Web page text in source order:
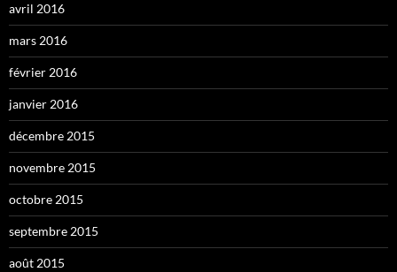
avril 2016
mars 2016
février 2016
janvier 2016
décembre 2015
novembre 2015
octobre 2015
septembre 2015
août 2015